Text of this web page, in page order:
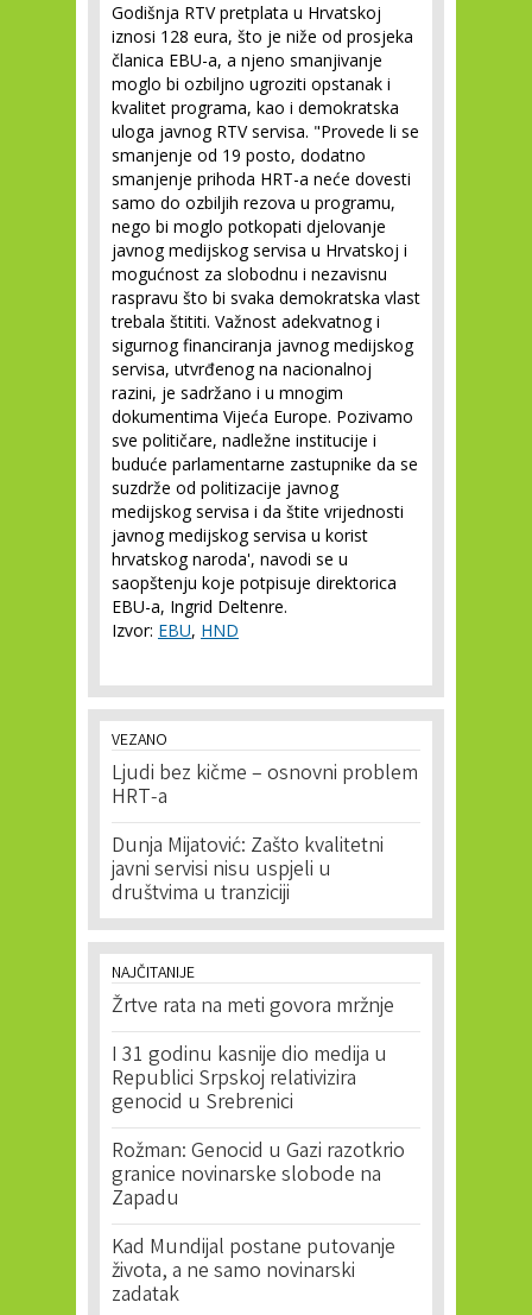
Godišnja RTV pretplata u Hrvatskoj
iznosi 128 eura, što je niže od prosjeka
članica EBU-a, a njeno smanjivanje
moglo bi ozbiljno ugroziti opstanak i
kvalitet programa, kao i demokratska
uloga javnog RTV servisa. "Provede li se
smanjenje od 19 posto, dodatno
smanjenje prihoda HRT-a neće dovesti
samo do ozbiljih rezova u programu,
nego bi moglo potkopati djelovanje
javnog medijskog servisa u Hrvatskoj i
mogućnost za slobodnu i nezavisnu
raspravu što bi svaka demokratska vlast
trebala štititi. Važnost adekvatnog i
sigurnog financiranja javnog medijskog
servisa, utvrđenog na nacionalnoj
razini, je sadržano i u mnogim
dokumentima Vijeća Europe. Pozivamo
sve političare, nadležne institucije i
buduće parlamentarne zastupnike da se
suzdrže od politizacije javnog
medijskog servisa i da štite vrijednosti
javnog medijskog servisa u korist
hrvatskog naroda', navodi se u
saopštenju koje potpisuje direktorica
EBU-a, Ingrid Deltenre.
Izvor: EBU, HND
VEZANO
Ljudi bez kičme – osnovni problem
HRT-a
Dunja Mijatović: Zašto kvalitetni
javni servisi nisu uspjeli u
društvima u tranziciji
NAJČITANIJE
Žrtve rata na meti govora mržnje
I 31 godinu kasnije dio medija u
Republici Srpskoj relativizira
genocid u Srebrenici
Rožman: Genocid u Gazi razotkrio
granice novinarske slobode na
Zapadu
Kad Mundijal postane putovanje
života, a ne samo novinarski
zadatak